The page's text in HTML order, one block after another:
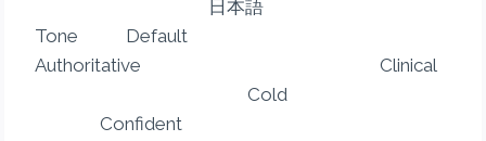
日本語
Tone Default
Authoritative Clinical
Cold
Confident